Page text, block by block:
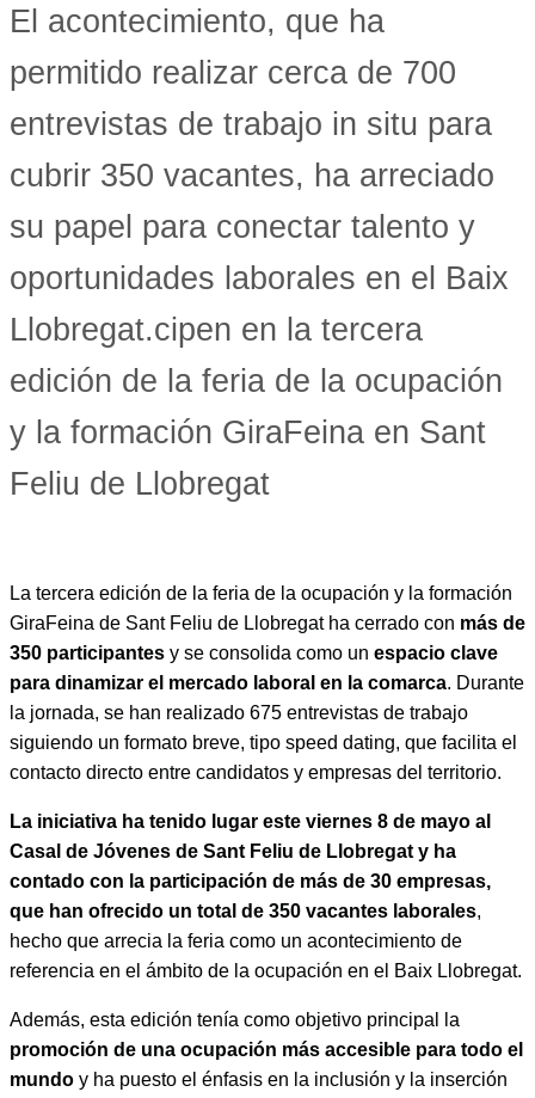
El acontecimiento, que ha
permitido realizar cerca de 700
entrevistas de trabajo in situ para
cubrir 350 vacantes, ha arreciado
su papel para conectar talento y
oportunidades laborales en el Baix
Llobregat.cipen en la tercera
edición de la feria de la ocupación
y la formación GiraFeina en Sant
Feliu de Llobregat
La tercera edición de la feria de la ocupación y la formación
GiraFeina de Sant Feliu de Llobregat ha cerrado con más de
350 participantes y se consolida como un espacio clave
para dinamizar el mercado laboral en la comarca. Durante
la jornada, se han realizado 675 entrevistas de trabajo
siguiendo un formato breve, tipo speed dating, que facilita el
contacto directo entre candidatos y empresas del territorio.
La iniciativa ha tenido lugar este viernes 8 de mayo al
Casal de Jóvenes de Sant Feliu de Llobregat y ha
contado con la participación de más de 30 empresas,
que han ofrecido un total de 350 vacantes laborales,
hecho que arrecia la feria como un acontecimiento de
referencia en el ámbito de la ocupación en el Baix Llobregat.
Además, esta edición tenía como objetivo principal la
promoción de una ocupación más accesible para todo el
mundo y ha puesto el énfasis en la inclusión y la inserción